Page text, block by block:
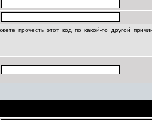
прочесть этот код по какой-то другой